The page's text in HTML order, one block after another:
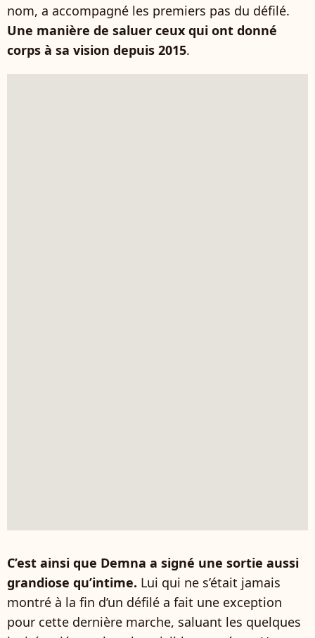
nom, a accompagné les premiers pas du défilé.
Une manière de saluer ceux qui ont donné
corps à sa vision depuis 2015.
C’est ainsi que Demna a signé une sortie aussi
grandiose qu’intime. Lui qui ne s’était jamais
montré à la fin d’un défilé a fait une exception
pour cette dernière marche, saluant les quelques